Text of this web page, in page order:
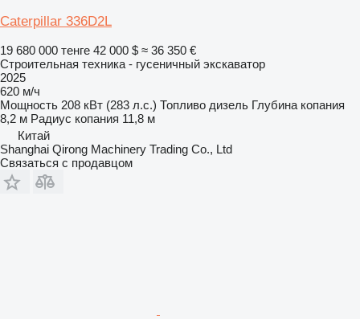
Caterpillar 336D2L
19 680 000 тенге 42 000 $ ≈ 36 350 €
Строительная техника - гусеничный экскаватор
2025
620 м/ч
Мощность 208 кВт (283 л.с.) Топливо дизель Глубина копания
8,2 м Радиус копания 11,8 м
Китай
Shanghai Qirong Machinery Trading Co., Ltd
Связаться с продавцом